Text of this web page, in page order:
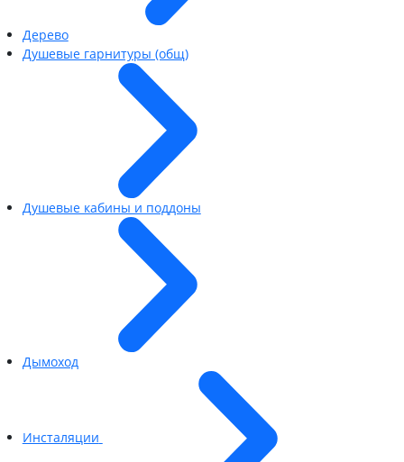
Дерево
Душевые гарнитуры (общ)
Душевые кабины и поддоны
Дымоход
Инсталяции